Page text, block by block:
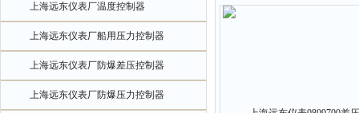
上海远东仪表厂温度控制器
上海远东仪表厂船用压力控制器
上海远东仪表厂防爆差压控制器
上海远东仪表厂防爆压力控制器